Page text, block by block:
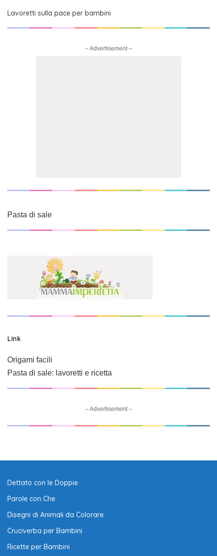
Lavoretti sulla pace per bambini
– Advertisement –
Pasta di sale
Link
Origami facili
Pasta di sale: lavoretti e ricetta
– Advertisement –
Dettato con le Doppie
Parole con Che
Disegni di Animali da Colorare
Cruciverba per Bambini
Ricette per Bambini